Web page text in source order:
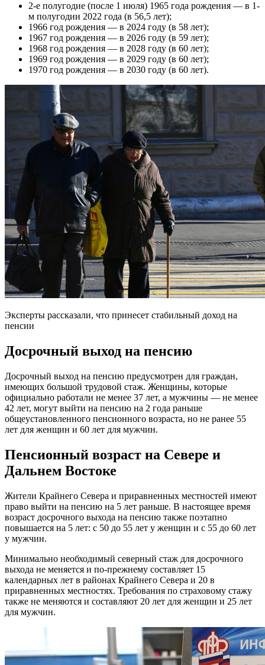
2-е полугодие (после 1 июля) 1965 года рождения — в 1-
м полугодии 2022 года (в 56,5 лет);
1966 год рождения — в 2024 году (в 58 лет);
1967 год рождения — в 2026 году (в 59 лет);
1968 год рождения — в 2028 году (в 60 лет);
1969 год рождения — в 2029 году (в 60 лет);
1970 год рождения — в 2030 году (в 60 лет).
Эксперты рассказали, что принесет стабильный доход на
пенсии
Досрочный выход на пенсию
Досрочный выход на пенсию предусмотрен для граждан,
имеющих большой трудовой стаж. Женщины, которые
официально работали не менее 37 лет, а мужчины — не менее
42 лет, могут выйти на пенсию на 2 года раньше
общеустановленного пенсионного возраста, но не ранее 55
лет для женщин и 60 лет для мужчин.
Пенсионный возраст на Севере и
Дальнем Востоке
Жители Крайнего Севера и приравненных местностей имеют
право выйти на пенсию на 5 лет раньше. В настоящее время
возраст досрочного выхода на пенсию также поэтапно
повышается на 5 лет: с 50 до 55 лет у женщин и с 55 до 60 лет
у мужчин.
Минимально необходимый северный стаж для досрочного
выхода не меняется и по-прежнему составляет 15
календарных лет в районах Крайнего Севера и 20 в
приравненных местностях. Требования по страховому стажу
также не меняются и составляют 20 лет для женщин и 25 лет
для мужчин.